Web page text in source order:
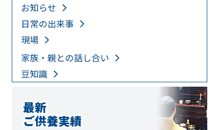
お知らせ
日常の出来事
現場
家族・親との話し合い
豆知識
最新
ご供養実績